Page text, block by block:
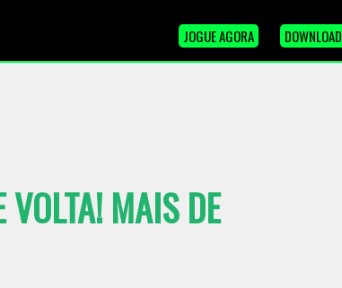
JOGUE AGORA DOWNLOAD
VOLTA! MAIS DE